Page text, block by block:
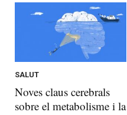
SALUT
Noves claus cerebrals
sobre el metabolisme i la